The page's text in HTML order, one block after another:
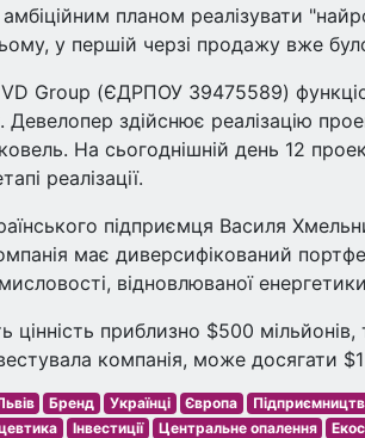
планом реалізувати
у першій черзі продажу вже
VD Group (ЄДРПОУ 39475589)
Девелопер здійснює реалізацію
На сьогоднішній день 12
реалізації.
підприємця Василя
має диверсифікований
відновлюваної
приблизно $500 мільйонів,
компанія, може досягати
Бренд Українці Європа
Інвестиції Центральне опалення